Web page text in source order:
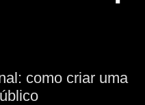
como criar uma